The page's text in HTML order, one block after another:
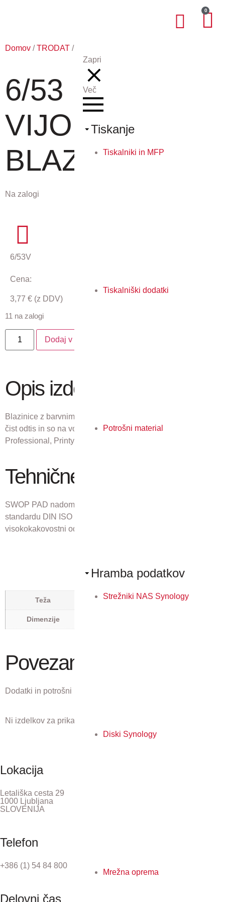
0
Zapri
Več
Tiskanje
Tiskalniki in MFP
Tiskalniški dodatki
Potrošni material
Hramba podatkov
Strežniki NAS Synology
Diski Synology
Mrežna oprema
Domov /TRODAT / 6/53 VIJOLIČNA BLAZINICA
6/53
VIJOLIČNA
BLAZINICA
Na zalogi
6/53V
Cena:
3,77 € (z DDV)
11 na zalogi
Dodaj v košarico
Opis izdelka
Blazinice z barvnim črnilom 7012 MCI zagotavljajo enoten in
čist odtis in so na voljo za vse modele Trodat štampiljk
Professional, Printy, Mobile Printy, Pocket Printy, …
Tehnične lastnosti
SWOP PAD nadomestna blazinica za štampiljko Trodat po
standardu DIN ISO 14145-2, ki ustvari popoln,
visokokakovostni odtis.
Teža 0,012 kg
Dimenzije
Povezani izdelki
Dodatki in potrošni material, ki ustreza temu izdelku.
Ni izdelkov za prikaz.
Lokacija
Letališka cesta 29
1000 Ljubljana
SLOVENIJA
Telefon
+386 (1) 54 84 800
Delovni čas